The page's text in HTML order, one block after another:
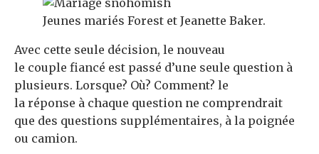
Jeunes mariés Forest et Jeanette Baker.
Avec cette seule décision, le nouveau
le couple fiancé est passé d’une seule question à
plusieurs. Lorsque? Où? Comment? le
la réponse à chaque question ne comprendrait
que des questions supplémentaires, à la poignée
ou camion.